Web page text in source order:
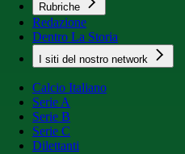
Rubriche
Redazione
Dentro La Storia
I siti del nostro network
Calcio Italiano
Serie A
Serie B
Serie C
Dilettanti